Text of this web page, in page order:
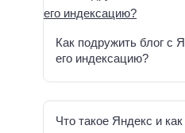
Как подружить блог с
его индексацию?
Что такое Яндекс и